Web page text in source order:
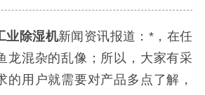
业除湿机新闻资讯报道：*，在任
龙混杂的乱像；所以，大家有采
的用户就需要对产品多点了解，